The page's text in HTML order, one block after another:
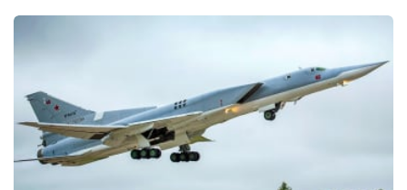
Témata
Pořady
TV Program
Časopis